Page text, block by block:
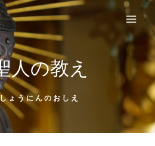
人の教え
ょうにんのおしえ